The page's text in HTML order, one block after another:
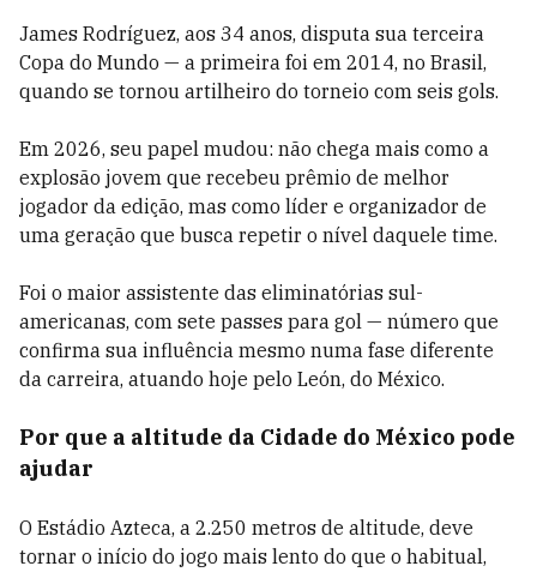
James Rodríguez, aos 34 anos, disputa sua terceira
Copa do Mundo — a primeira foi em 2014, no Brasil,
quando se tornou artilheiro do torneio com seis gols.
Em 2026, seu papel mudou: não chega mais como a
explosão jovem que recebeu prêmio de melhor
jogador da edição, mas como líder e organizador de
uma geração que busca repetir o nível daquele time.
Foi o maior assistente das eliminatórias sul-
americanas, com sete passes para gol — número que
confirma sua influência mesmo numa fase diferente
da carreira, atuando hoje pelo León, do México.
Por que a altitude da Cidade do México pode
ajudar
O Estádio Azteca, a 2.250 metros de altitude, deve
tornar o início do jogo mais lento do que o habitual,